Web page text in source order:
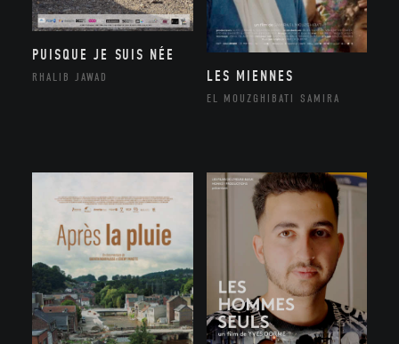
PUISQUE JE SUIS NÉE
RHALIB JAWAD LES MIENNES
EL MOUZGHIBATI SAMIRA